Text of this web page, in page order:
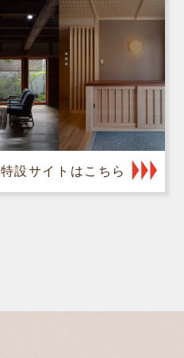
特設サイトはこちら